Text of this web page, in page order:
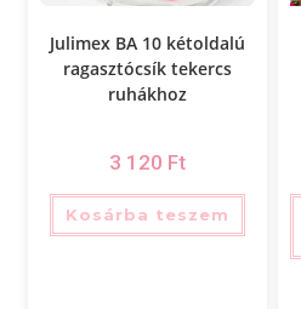
Julimex BA 10 kétoldalú
ragasztócsík tekercs
ruhákhoz
3 120 Ft
Kosárba teszem